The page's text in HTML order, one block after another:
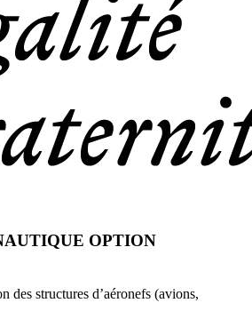
OPTION
des structures d’aéronefs (avions,